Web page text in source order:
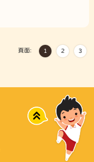
頁面: 1 2 3
Top